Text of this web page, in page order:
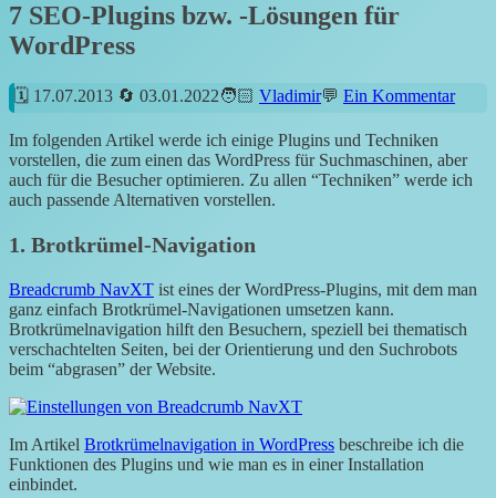
7 SEO-Plugins bzw. -Lösungen für
WordPress
17.07.2013 03.01.2022 Vladimir Ein Kommentar
Im folgenden Artikel werde ich einige Plugins und Techniken
vorstellen, die zum einen das WordPress für Suchmaschinen, aber
auch für die Besucher optimieren. Zu allen “Techniken” werde ich
auch passende Alternativen vorstellen.
1. Brotkrümel-Navigation
Breadcrumb NavXT ist eines der WordPress-Plugins, mit dem man
ganz einfach Brotkrümel-Navigationen umsetzen kann.
Brotkrümelnavigation hilft den Besuchern, speziell bei thematisch
verschachtelten Seiten, bei der Orientierung und den Suchrobots
beim “abgrasen” der Website.
Im Artikel Brotkrümelnavigation in WordPress beschreibe ich die
Funktionen des Plugins und wie man es in einer Installation
einbindet.